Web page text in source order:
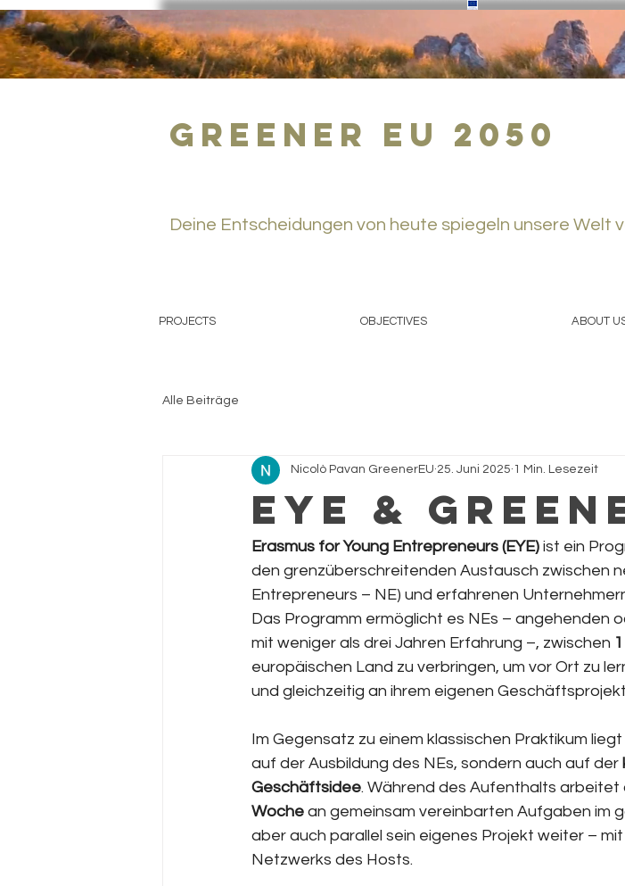
greener eu 2050
Deine Entscheidungen von heute spiegeln unsere Welt
PROJECTS OBJECTIVES ABOUT
Alle Beiträge
EYE &
Nicolò Pavan GreenerEU 25. Juni 2025 1 Min. Lesezeit
Erasmus for Young Entrepreneurs (EYE) ist ein
den grenzüberschreitenden Austausch zwischen
Entrepreneurs – NE) und erfahrenen
Das Programm ermöglicht es NEs – angehenden
mit weniger als drei Jahren Erfahrung –, zwischen
europäischen Land zu verbringen, um vor Ort zu
und gleichzeitig an ihrem eigenen
Im Gegensatz zu einem klassischen Praktikum
auf der Ausbildung des NEs, sondern auch auf der
Geschäftsidee. Während des Aufenthalts arbeitet
Woche an gemeinsam vereinbarten Aufgaben im
aber auch parallel sein eigenes Projekt weiter –
Netzwerks des Hosts.